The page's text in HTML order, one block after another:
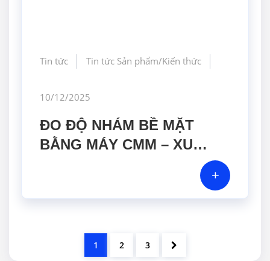
Tin tức Tin tức Sản phẩm/Kiến thức
10/12/2025
ĐO ĐỘ NHÁM BỀ MẶT
BẰNG MÁY CMM – XU
HƯỚNG MỚI TRONG KIỂM
+
1 2 3